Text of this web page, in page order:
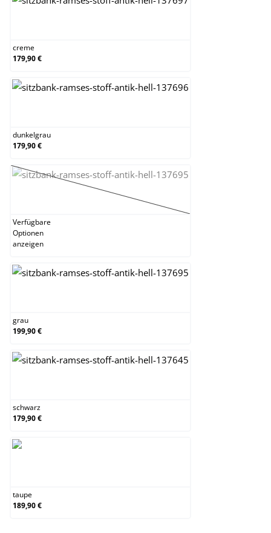
creme
179,90 €
dunkelgrau
179,90 €
gelb
(Diese Option ist zurzeit nicht verfügbar.)
Verfügbare
Optionen
anzeigen
grau
199,90 €
schwarz
179,90 €
taupe
189,90 €